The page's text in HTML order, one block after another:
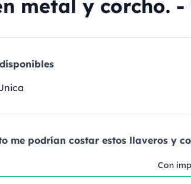
metal y corcho. -
me podrían costar estos llaveros y
Con